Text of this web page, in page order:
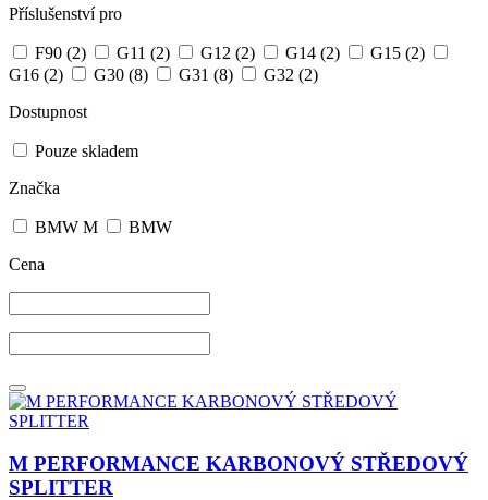
Příslušenství pro
F90 (2) G11 (2) G12 (2) G14 (2) G15 (2)
G16 (2) G30 (8) G31 (8) G32 (2)
Dostupnost
Pouze skladem
Značka
BMW M
BMW
Cena
M PERFORMANCE KARBONOVÝ STŘEDOVÝ
SPLITTER